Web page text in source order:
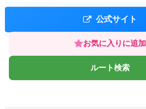
公式サイト
お気に入りに追加
ルート検索